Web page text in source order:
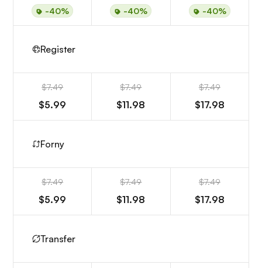
-40% -40% -40%
Register
$7.49
$5.99
$7.49
$11.98
$7.49
$17.98
Forny
$7.49
$5.99
$7.49
$11.98
$7.49
$17.98
Transfer